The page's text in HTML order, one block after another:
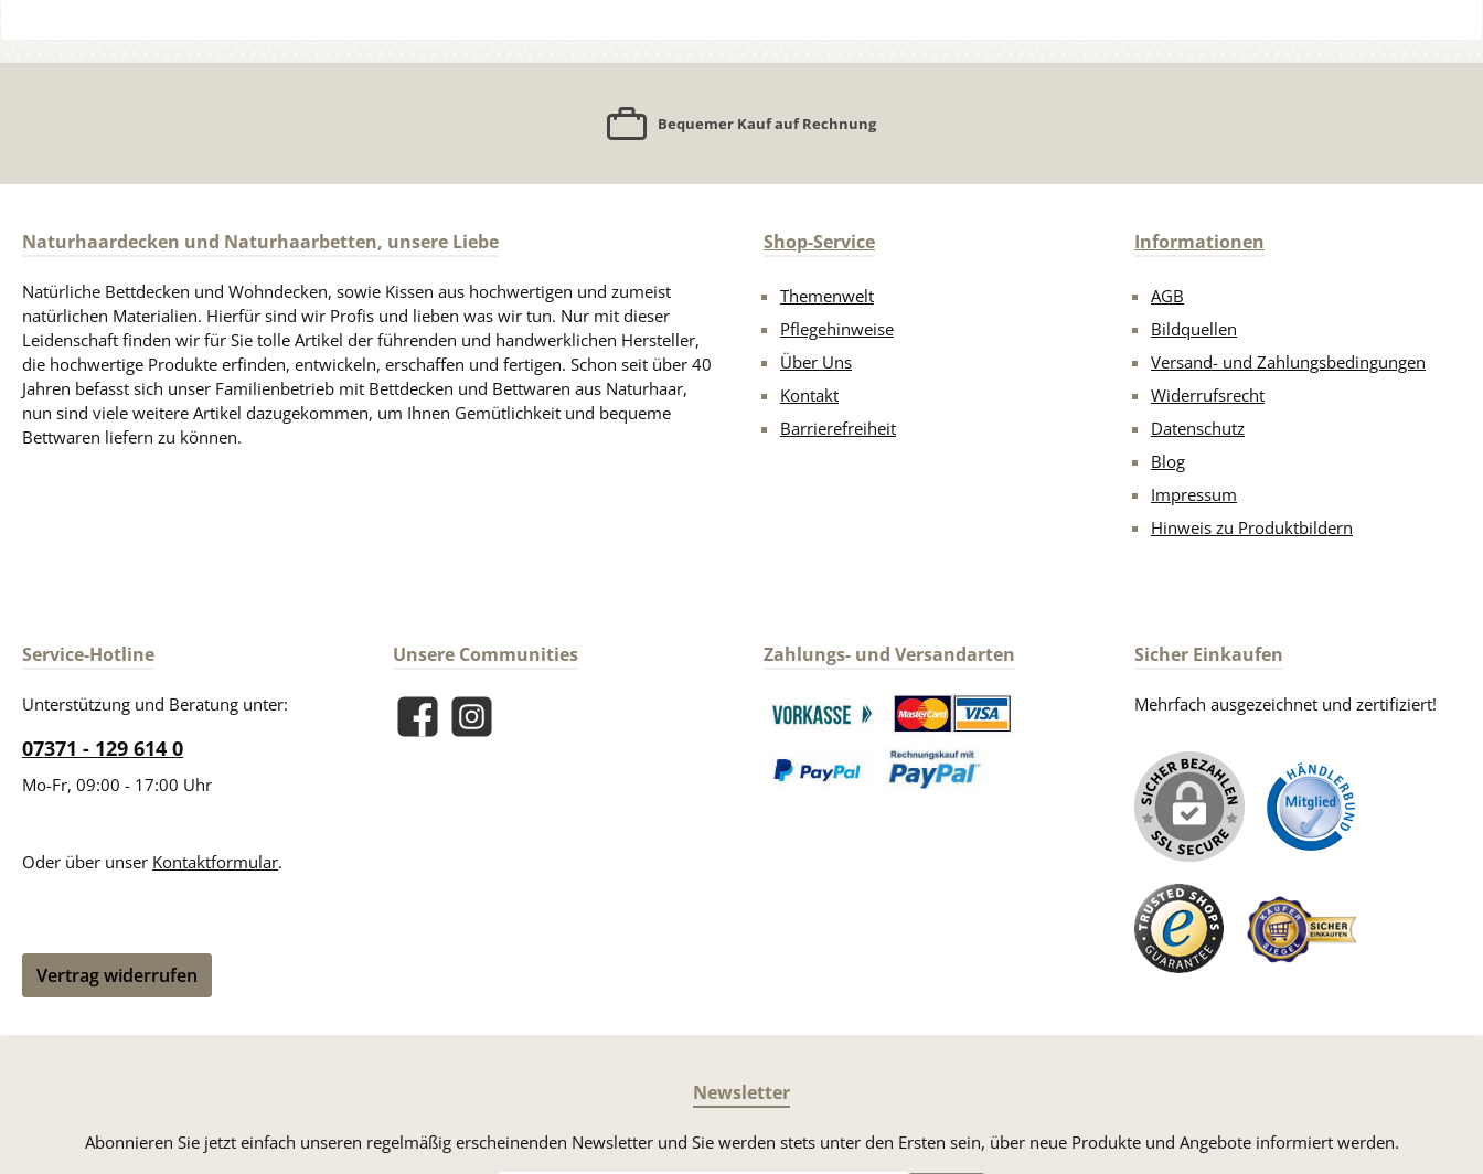
Bequemer Kauf auf Rechnung
Naturhaardecken und Naturhaarbetten, unsere Liebe
Natürliche Bettdecken und Wohndecken, sowie Kissen aus hochwertigen und zumeist
natürlichen Materialien. Hierfür sind wir Profis und lieben was wir tun. Nur mit dieser
Leidenschaft finden wir für Sie tolle Artikel der führenden und handwerklichen Hersteller,
die hochwertige Produkte erfinden, entwickeln, erschaffen und fertigen. Schon seit über 40
Jahren befasst sich unser Familienbetrieb mit Bettdecken und Bettwaren aus Naturhaar,
nun sind viele weitere Artikel dazugekommen, um Ihnen Gemütlichkeit und bequeme
Bettwaren liefern zu können.
Shop-Service
Themenwelt
Pflegehinweise
Über Uns
Kontakt
Barrierefreiheit
Informationen
AGB
Bildquellen
Versand- und Zahlungsbedingungen
Widerrufsrecht
Datenschutz
Blog
Impressum
Hinweis zu Produktbildern
Service-Hotline
Unterstützung und Beratung unter:
07371 - 129 614 0
Mo-Fr, 09:00 - 17:00 Uhr
Oder über unser Kontaktformular.
Vertrag widerrufen
Unsere Communities
FacebookInstagram
Zahlungs- und Versandarten
Benutzerdefiniertes Bild 1Benutzerdefiniertes Bild 2
Sicher Einkaufen
Mehrfach ausgezeichnet und zertifiziert!
Newsletter
Abonnieren Sie jetzt einfach unseren regelmäßig erscheinenden Newsletter und Sie werden stets unter den Ersten sein, über neue Produkte und Angebote informiert werden.